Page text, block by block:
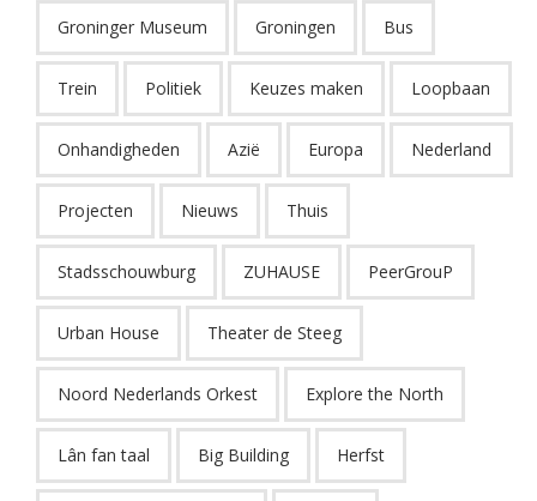
Groninger Museum Groningen Bus
Trein Politiek Keuzes maken Loopbaan
Onhandigheden Azië Europa Nederland
Projecten Nieuws Thuis
Stadsschouwburg ZUHAUSE PeerGrouP
Urban House Theater de Steeg
Noord Nederlands Orkest Explore the North
Lân fan taal Big Building Herfst